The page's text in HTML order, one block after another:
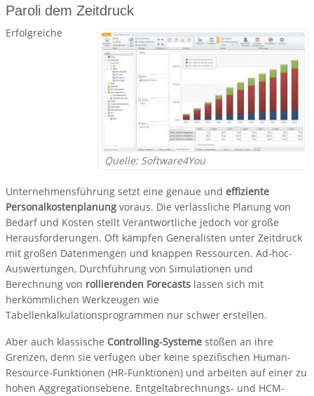
Paroli dem Zeitdruck
Quelle: Software4You
Erfolgreiche
Unternehmensführung setzt eine genaue und effiziente
Personalkostenplanung voraus. Die verlässliche Planung von
Bedarf und Kosten stellt Verantwortliche jedoch vor große
Herausforderungen. Oft kämpfen Generalisten unter Zeitdruck
mit großen Datenmengen und knappen Ressourcen. Ad-hoc-
Auswertungen, Durchführung von Simulationen und
Berechnung von rollierenden Forecasts lassen sich mit
herkömmlichen Werkzeugen wie
Tabellenkalkulationsprogrammen nur schwer erstellen.
Aber auch klassische Controlling-Systeme stoßen an ihre
Grenzen, denn sie verfügen über keine spezifischen Human-
Resource-Funktionen (HR-Funktionen) und arbeiten auf einer zu
hohen Aggregationsebene. Entgeltabrechnungs- und HCM-